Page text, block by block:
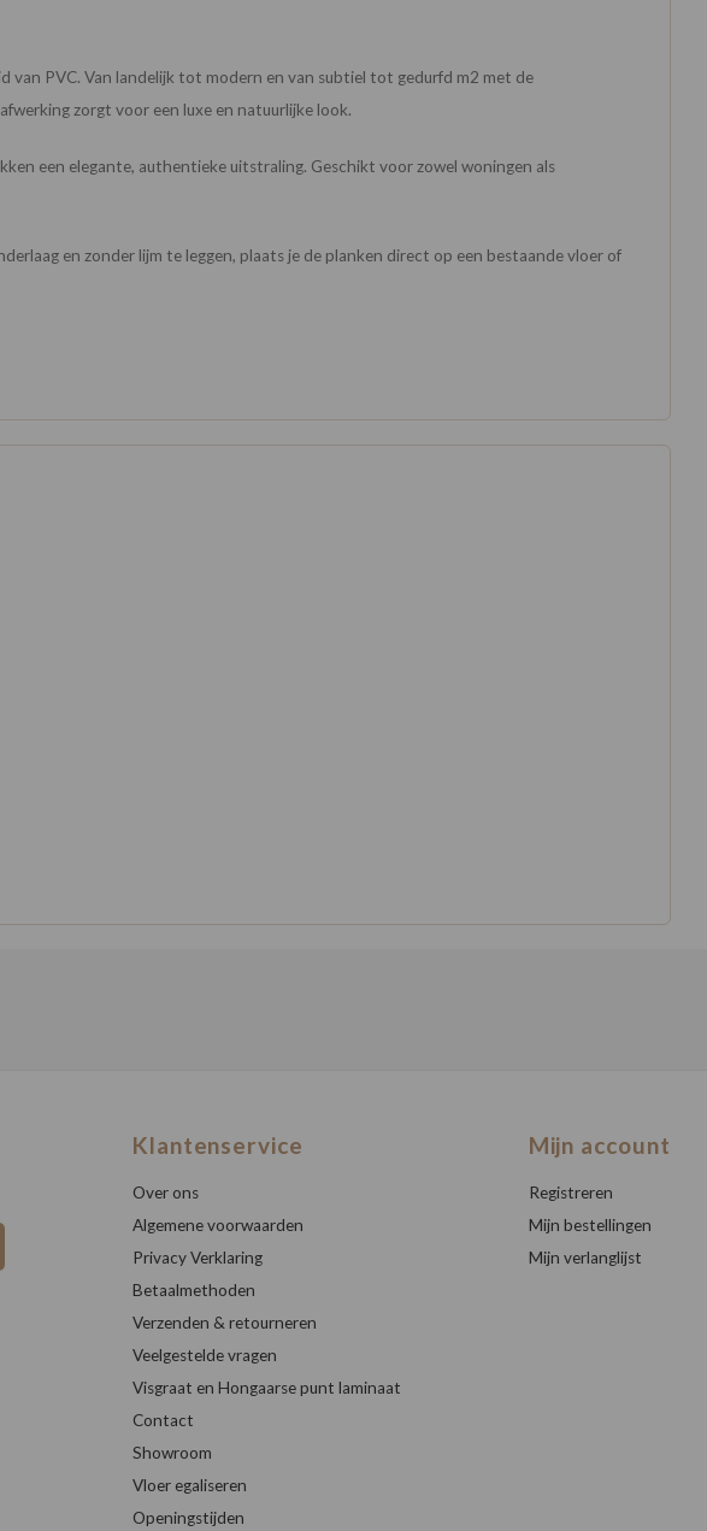
van PVC. Van landelijk tot modern en van subtiel tot gedurfd m2 met de
zorgt voor een luxe en natuurlijke look.
een elegante, authentieke uitstraling. Geschikt voor zowel woningen als
en zonder lijm te leggen, plaats je de planken direct op een bestaande vloer of
Klantenservice
Over ons
Algemene voorwaarden
Privacy Verklaring
Betaalmethoden
Verzenden & retourneren
Veelgestelde vragen
Visgraat en Hongaarse punt laminaat
Contact
Showroom
Vloer egaliseren
Openingstijden
Mijn account
Registreren
Mijn bestellingen
Mijn verlanglijst